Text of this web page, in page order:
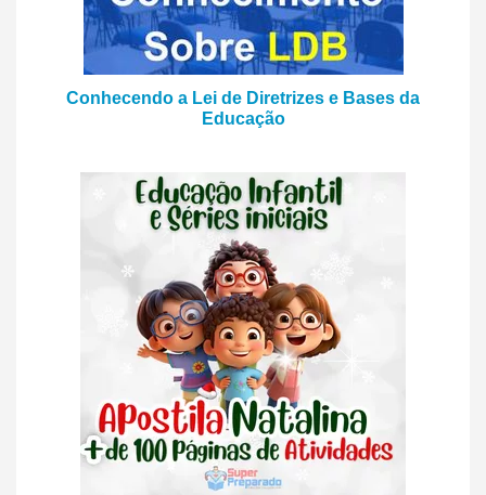
Conhecendo a Lei de Diretrizes e Bases da
Educação